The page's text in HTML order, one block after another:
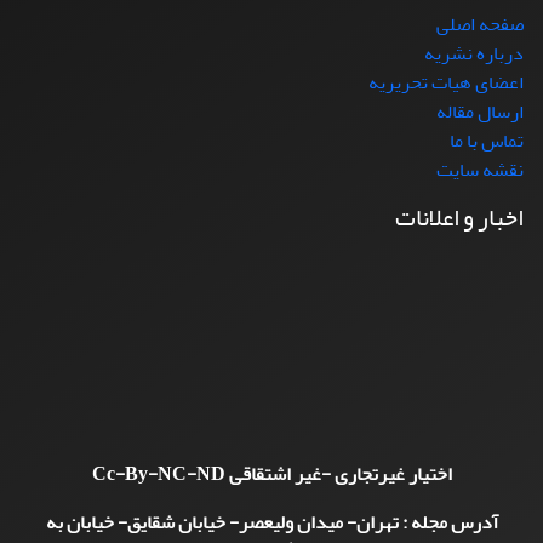
صفحه اصلی
درباره نشریه
اعضای هیات تحریریه
ارسال مقاله
تماس با ما
نقشه سایت
اخبار و اعلانات
اختیار غیرتجاری -غیر اشتقاقیCc-By-NC-ND
آدرس مجله : تهران- میدان ولیعصر- خیابان شقایق- خیابان به